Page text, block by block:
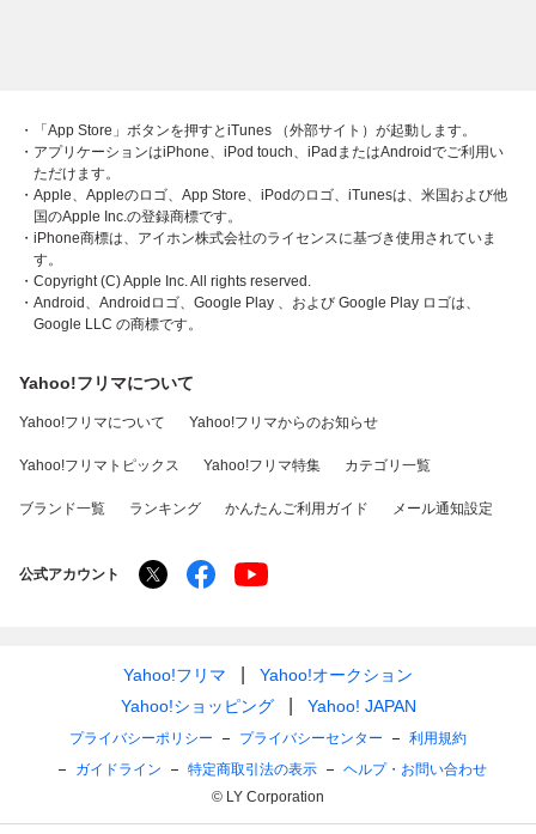
・「App Store」ボタンを押すとiTunes （外部サイト）が起動します。
・アプリケーションはiPhone、iPod touch、iPadまたはAndroidでご利用い
ただけます。
・Apple、Appleのロゴ、App Store、iPodのロゴ、iTunesは、米国および他
国のApple Inc.の登録商標です。
・iPhone商標は、アイホン株式会社のライセンスに基づき使用されていま
す。
・Copyright (C) Apple Inc. All rights reserved.
・Android、Androidロゴ、Google Play 、および Google Play ロゴは、
Google LLC の商標です。
Yahoo!フリマについて
Yahoo!フリマについて Yahoo!フリマからのお知らせ
Yahoo!フリマトピックス Yahoo!フリマ特集 カテゴリ一覧
ブランド一覧 ランキング かんたんご利用ガイド メール通知設定
公式アカウント
Yahoo!フリマ
Yahoo!オークション
Yahoo!ショッピング
Yahoo! JAPAN
プライバシーポリシー プライバシーセンター
利用規約
ガイドライン
特定商取引法の表示
ヘルプ・お問い合わせ
© LY Corporation